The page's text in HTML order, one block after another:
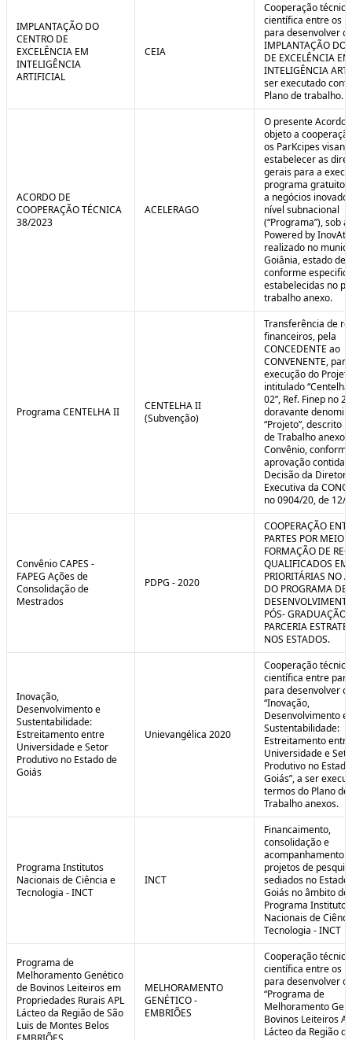
IMPLANTAÇÃO DO
CENTRO DE
EXCELÊNCIA EM
INTELIGÊNCIA
ARTIFICIAL
CEIA
Cooperação
científica entre os
para desenvolver o
IMPLANTAÇÃO DO
DE EXCELÊNCIA EM
INTELIGÊNCIA
ser executado
Plano de trabalho.
ACORDO DE
COOPERAÇÃO TÉCNICA
38/2023
ACELERAGO
O presente Acordo
objeto a
os ParKcipes
estabelecer as
gerais para a
programa gratuito
a negócios
nível subnacional
(“Programa”), sob
Powered by
realizado no
Goiânia, estado de
conforme
estabelecidas no
trabalho anexo.
Programa CENTELHA II
CENTELHA II
(Subvenção)
Transferência de
financeiros, pela
CONCEDENTE ao
CONVENENTE,
execução do Projeto
intitulado
02”, Ref. Finep no
doravante
“Projeto”, descrito
de Trabalho anexo
Convênio, conforme
aprovação contida
Decisão da
Executiva da
no 0904/20, de 12/
Convênio CAPES -
FAPEG Ações de
Consolidação de
Mestrados
PDPG - 2020
COOPERAÇÃO
PARTES POR MEIO
FORMAÇÃO DE
QUALIFICADOS EM
PRIORITÁRIAS NO
DO PROGRAMA DE
PÓS- GRADUAÇÃO
PARCERIA
NOS ESTADOS.
Inovação,
Desenvolvimento e
Sustentabilidade:
Estreitamento entre
Universidade e Setor
Produtivo no Estado de
Goiás
Unievangélica 2020
Cooperação
científica entre
para desenvolver o
“Inovação,
Desenvolvimento e
Sustentabilidade:
Estreitamento entre
Universidade e
Produtivo no
Goiás”, a ser
termos do Plano de
Trabalho anexos.
Programa Institutos
Nacionais de Ciência e
Tecnologia - INCT
INCT
Financaimento,
consolidação e
acompanhamento
projetos de
sediados no Estado
Goiás no âmbito do
Programa Institutos
Nacionais de
Tecnologia - INCT
Programa de
Melhoramento Genético
de Bovinos Leiteiros em
Propriedades Rurais APL
Lácteo da Região de São
Luis de Montes Belos
MELHORAMENTO
GENÉTICO -
EMBRIÕES
Cooperação
científica entre os
para desenvolver o
“Programa de
Melhoramento
Bovinos Leiteiros
Lácteo da Região